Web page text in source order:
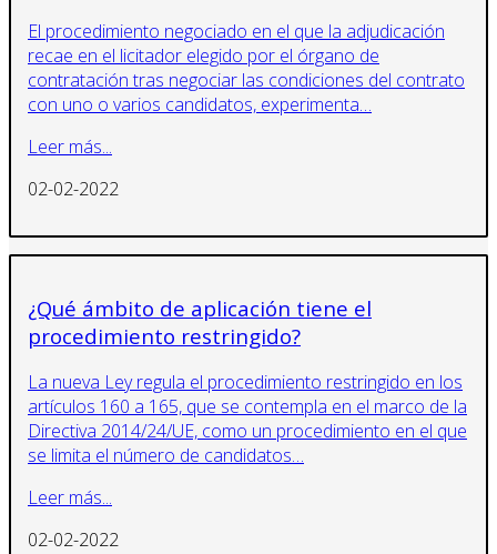
El procedimiento negociado en el que la adjudicación
recae en el licitador elegido por el órgano de
contratación tras negociar las condiciones del contrato
con uno o varios candidatos, experimenta…
Leer más...
02-02-2022
¿Qué ámbito de aplicación tiene el
procedimiento restringido?
La nueva Ley regula el procedimiento restringido en los
artículos 160 a 165, que se contempla en el marco de la
Directiva 2014/24/UE, como un procedimiento en el que
se limita el número de candidatos…
Leer más...
02-02-2022